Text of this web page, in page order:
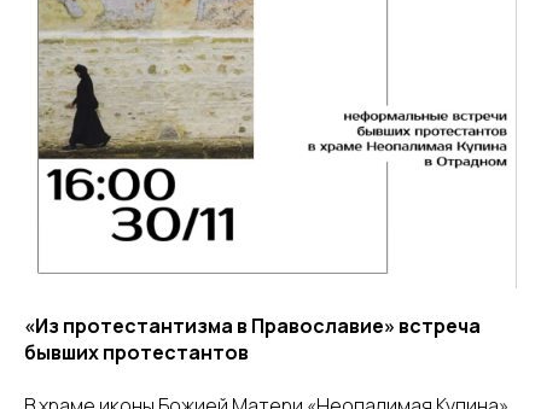
«Из протестантизма в Православие» встреча
бывших протестантов